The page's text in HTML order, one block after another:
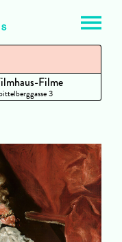
Filme
3